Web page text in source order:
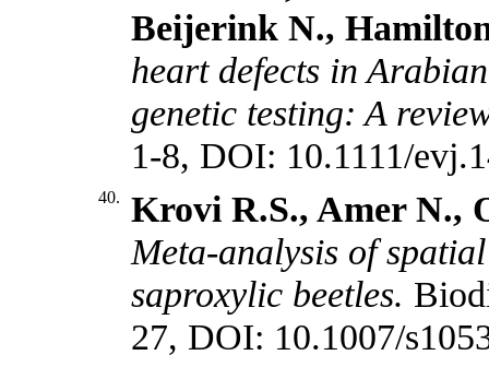
Beijerink N.,
heart defects in
genetic testing: A
1-8, DOI: 10.1111/
40.
Krovi R.S., Amer N.,
Meta-analysis of
saproxylic beetles.
27, DOI: 10.1007/